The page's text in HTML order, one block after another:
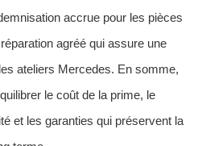
accrue pour les pièces
agréé qui assure une
ateliers Mercedes. En somme,
le coût de la prime, le
et les garanties qui préservent la